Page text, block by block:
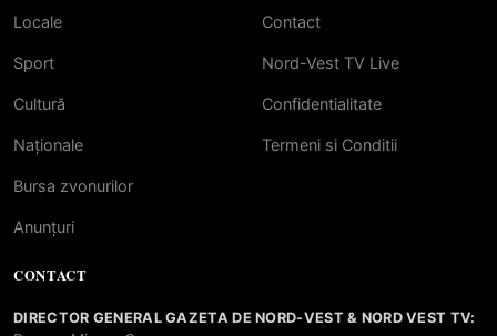
Locale
Sport
Cultură
Naționale
Bursa zvonurilor
Anunțuri
Contact
Nord-Vest TV Live
Confidentialitate
Termeni si Conditii
CONTACT
DIRECTOR GENERAL GAZETA DE NORD-VEST & NORD VEST TV: